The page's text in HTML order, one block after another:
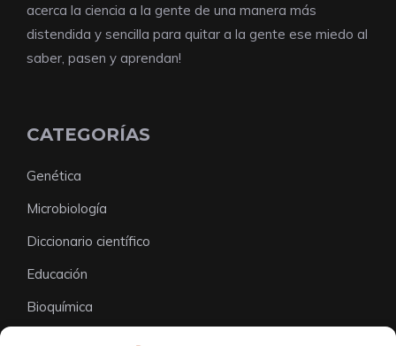
acerca la ciencia a la gente de una manera más
distendida y sencilla para quitar a la gente ese miedo al
saber, pasen y aprendan!
CATEGORÍAS
Genética
Microbiología
Diccionario científico
Educación
Bioquímica